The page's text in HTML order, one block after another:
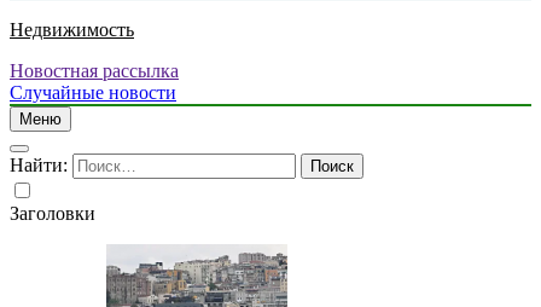
Недвижимость
Новостная рассылка
Случайные новости
Меню
Найти:
Заголовки